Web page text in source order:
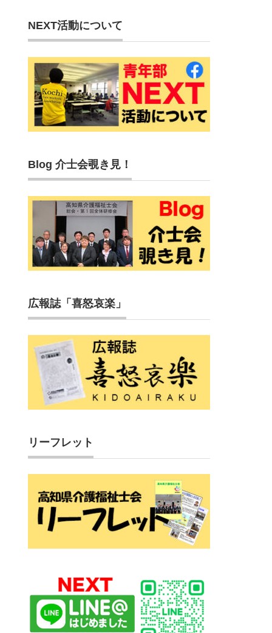
NEXT活動について
Blog 介士会覗き見！
広報誌「喜怒哀楽」
リーフレット